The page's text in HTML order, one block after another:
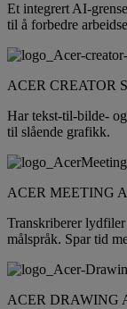
Et integrert AI-
til å forbedre
ACER CREATOR
Har tekst-til-bilde-
til slående grafikk.
ACER MEETING
Transkriberer
målspråk. Spar tid
ACER DRAWING